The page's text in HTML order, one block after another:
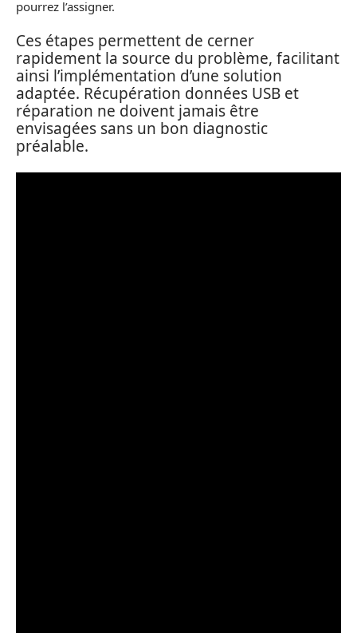
pourrez l’assigner.
Ces étapes permettent de cerner
rapidement la source du problème, facilitant
ainsi l’implémentation d’une solution
adaptée. Récupération données USB et
réparation ne doivent jamais être
envisagées sans un bon diagnostic
préalable.